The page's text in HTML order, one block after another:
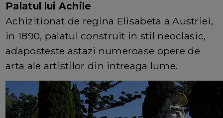
Palatul lui Achile
Achizitionat de regina Elisabeta a Austriei,
in 1890, palatul construit in stil neoclasic,
adaposteste astazi numeroase opere de
arta ale artistilor din intreaga lume.